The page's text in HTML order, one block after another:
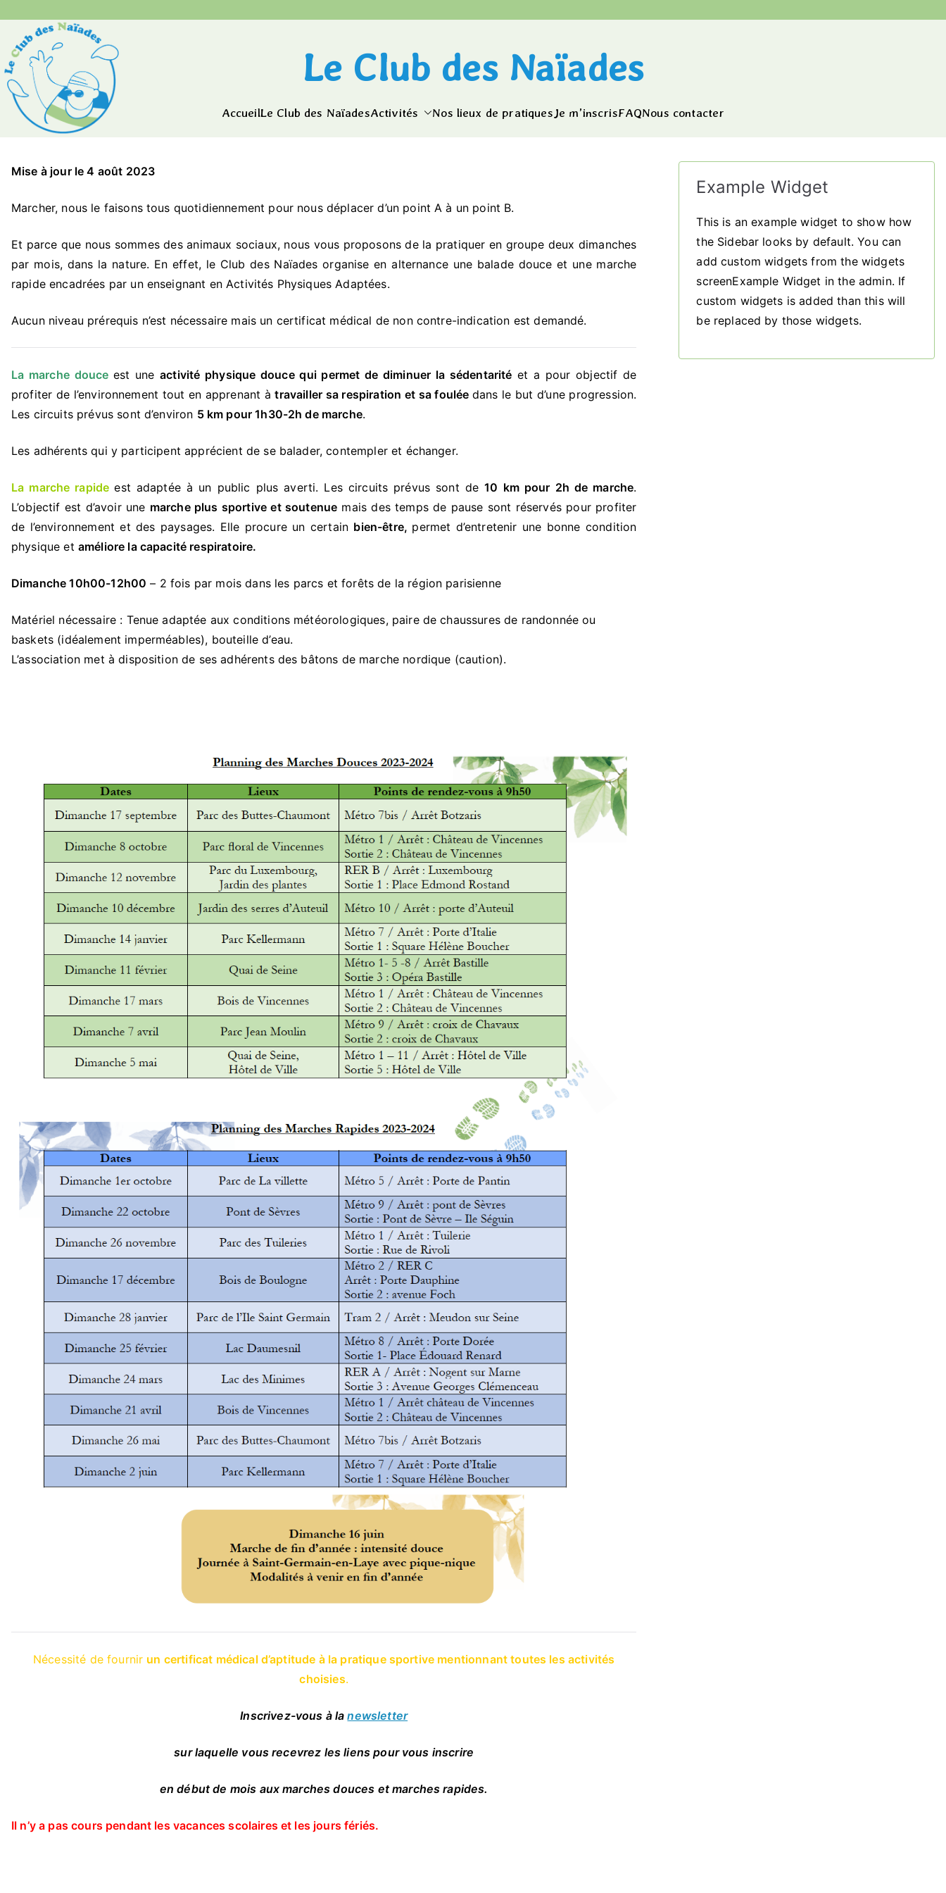
contenu
Le Club des Naïades
AccueilLe Club des NaïadesActivités Nos lieux de pratiques Je m’inscrisFAQNous contacter
Mise à jour le 4 août 2023
Marcher, nous le faisons tous quotidiennement pour nous déplacer d’un point A à un point B.
Et parce que nous sommes des animaux sociaux, nous vous proposons de la pratiquer en groupe deux dimanches
par mois, dans la nature. En effet, le Club des Naïades organise en alternance une balade douce et une marche
rapide encadrées par un enseignant en Activités Physiques Adaptées.
Aucun niveau prérequis n’est nécessaire mais un certificat médical de non contre-indication est demandé.
La marche douce est uneactivité physique doucequi permet de diminuer la sédentarité et a pour objectif de
profiter de l’environnement tout en apprenant àtravailler sa respiration et sa fouléedans le but d’une progression.
Les circuits prévus sont d’environ 5 km pour 1h30-2h de marche.
Les adhérents qui y participent apprécient de se balader, contempler et échanger.
La marche rapideest adaptée à un public plus averti. Les circuits prévus sont de10 km pour 2h de marche.
L’objectif est d’avoir une marche plus sportive et soutenue mais des temps de pause sont réservés pour profiter
de l’environnement et des paysages. Elle procure un certain bien-être, permet d’entretenir une bonne condition
physique et améliore la capacité respiratoire.
Dimanche 10h00-12h00 – 2 fois par mois dans les parcs et forêts de la région parisienne
Matériel nécessaire : Tenue adaptée aux conditions météorologiques, paire de chaussures de randonnée ou
baskets (idéalement imperméables), bouteille d’eau.
L’association met à disposition de ses adhérents des bâtons de marche nordique (caution).
Nécessité de fournir un certificat médical d’aptitude à la pratique sportive mentionnant toutes les activités
choisies.
Inscrivez-vous à lanewsletter
sur laquelle vous recevrez les liens pour vous inscrire
en début de mois aux marches douces et marches rapides.
Il n’y a pas cours pendant les vacances scolaires et les jours fériés.
Example Widget
This is an example widget to show how
the Sidebar looks by default. You can
add custom widgets from the widgets
screenExample Widget in the admin. If
custom widgets is added than this will
be replaced by those widgets.